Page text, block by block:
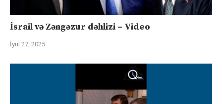
İsrail və Zəngəzur dəhlizi – Video
İyul 27, 2025